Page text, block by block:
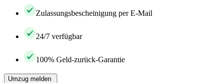
Zulassungsbescheinigung per E-Mail
24/7 verfügbar
100% Geld-zurück-Garantie
Umzug melden